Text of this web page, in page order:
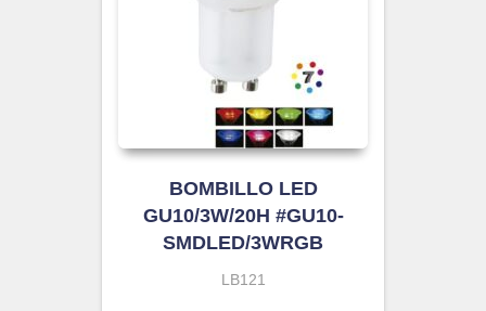
BOMBILLO LED
GU10/3W/20H #GU10-
SMDLED/3WRGB
LB121